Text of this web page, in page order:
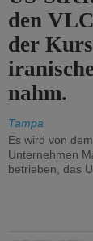
den
der
nahm.
Tampa
Es wird von
Unternehmen
betrieben, das